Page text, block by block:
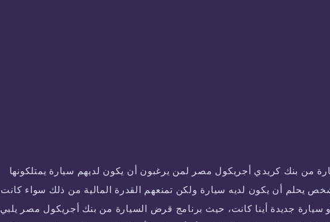
من بنك كريدي أجريكول مصر لمن يرغبون أن يكون لديهم سيارة يمتلكونها
يحلم أن يكون لديه سيارة ولكن تمنعهم القدرة المالية من ذلك سواء كانت
سيارة جديدة أينا كانت، حيث برنامج قرض السيارة من بنك أجريكول مصر يلبي